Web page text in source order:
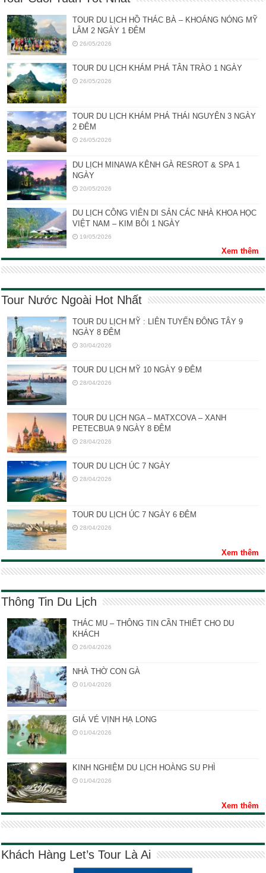
TOUR DU LỊCH HỒ THÁC BÀ – KHOÁNG NÓNG MỸ
LÂM 2 NGÀY 1 ĐÊM
26/05/2026
TOUR DU LỊCH KHÁM PHÁ TÂN TRÀO 1 NGÀY
26/05/2026
TOUR DU LỊCH KHÁM PHÁ THÁI NGUYÊN 3 NGÀY
2 ĐÊM
26/05/2026
DU LỊCH MINAWA KÊNH GÀ RESROT & SPA 1
NGÀY
20/05/2026
DU LỊCH CÔNG VIÊN DI SẢN CÁC NHÀ KHOA HỌC
VIỆT NAM – KIM BÔI 1 NGÀY
19/05/2026
Xem thêm
Tour Nước Ngoài Hot Nhất
TOUR DU LỊCH MỸ : LIÊN TUYẾN ĐÔNG TÂY 9
NGÀY 8 ĐÊM
30/04/2026
TOUR DU LỊCH MỸ 10 NGÀY 9 ĐÊM
28/04/2026
TOUR DU LỊCH NGA – MATXCOVA – XANH
PETECBUA 9 NGÀY 8 ĐÊM
28/04/2026
TOUR DU LỊCH ÚC 7 NGÀY
28/04/2026
TOUR DU LỊCH ÚC 7 NGÀY 6 ĐÊM
28/04/2026
Xem thêm
Thông Tin Du Lịch
THÁC MU – THÔNG TIN CẦN THIẾT CHO DU
KHÁCH
26/04/2026
NHÀ THỜ CON GÀ
01/04/2026
GIÁ VÉ VỊNH HẠ LONG
01/04/2026
KINH NGHIỆM DU LỊCH HOÀNG SU PHÌ
01/04/2026
Xem thêm
Khách Hàng Let’s Tour Là Ai